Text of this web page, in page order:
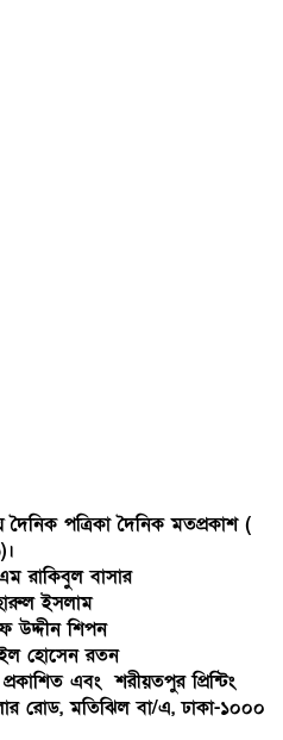
দৈনিক পত্রিকা দৈনিক মতপ্রকাশ (
রাকিবুল বাসার
ইসলাম
উদ্দীন শিপন
হোসেন রতন
এবং শরীয়তপুর প্রিন্টিং
রোড, মতিঝিল বা/এ, ঢাকা-১০০০